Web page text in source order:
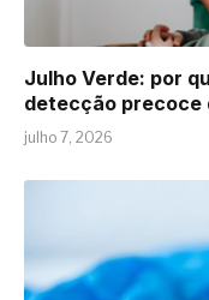
Julho Verde: por
detecção precoce
julho 7, 2026